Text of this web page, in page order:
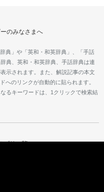
のみなさまへ
典」や「英和・和英辞典」、「手話
典、英和・和英辞典、手話辞典は連
示されます。また、解説記事の本文
へのリンクが自動的に貼られます。
るキーワードは、1クリックで検索結
ゴリ一覧